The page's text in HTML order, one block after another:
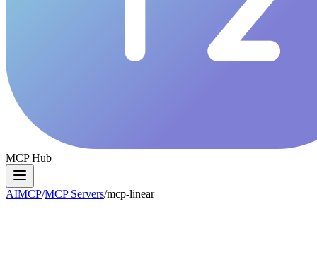
MCP Hub
AIMCP/MCP Servers/mcp-linear